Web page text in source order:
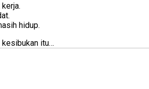
hidup.
kesibukan itu…